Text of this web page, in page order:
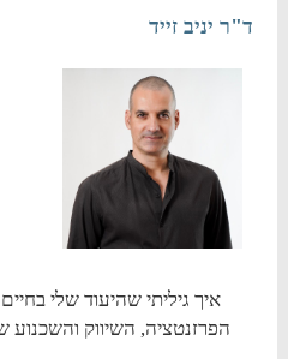
ד"ר יניב זייד
איך גיליתי שהיעוד שלי
הפרזנטציה, השיווק